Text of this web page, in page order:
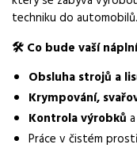
Pozice
operátor výroby
Obor / skupina
výroba
techniku do automobilů.
🛠 Co bude vaší
Obsluha strojů a
Krympování,
Kontrola výrobků
Práce v čistém